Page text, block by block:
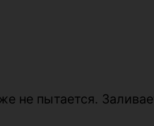
не пытается.